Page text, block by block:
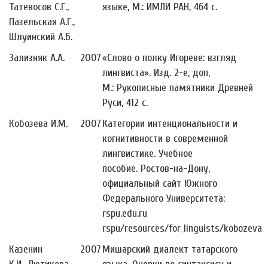
Татевосов С.Г.,
Пазельская А.Г.,
Шлуинский А.Б.
языке, М.: ИМЛИ РАН, 464 с.
Зализняк А.А. 2007«Слово о полку Игореве: взгляд
лингвиста». Изд. 2-е, доп,
М.: Рукописные памятники Древней
Руси, 412 с.
Кобозева И.М.
2007Категории интенциональности и
когнитивности в современной
лингвистике. Учебное
пособие. Ростов-на-Дону,
официальный сайт Южного
Федерального Университета:
rspu.edu.ru
rspu/resources/for_linguists/kobozeva
Казенин
2007Мишарский диалект татарского